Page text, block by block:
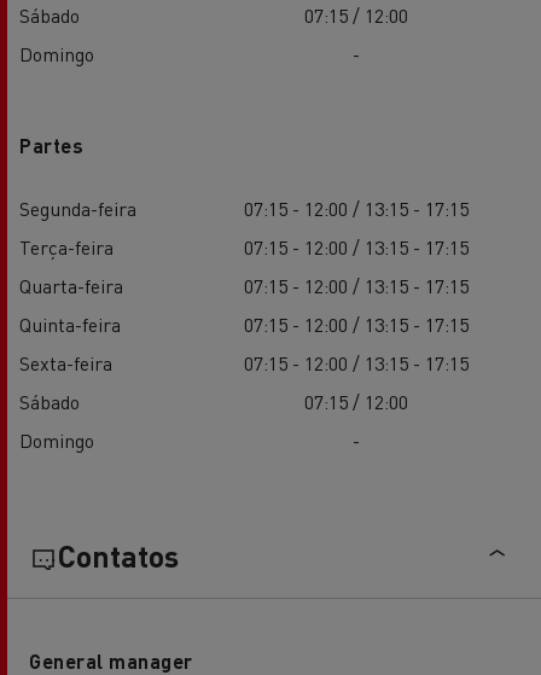
Sábado
07:15 / 12:00
Domingo
-
Partes
Segunda-feira
07:15 - 12:00 / 13:15 - 17:15
Terça-feira
07:15 - 12:00 / 13:15 - 17:15
Quarta-feira
07:15 - 12:00 / 13:15 - 17:15
Quinta-feira
07:15 - 12:00 / 13:15 - 17:15
Sexta-feira
07:15 - 12:00 / 13:15 - 17:15
Sábado
07:15 / 12:00
Domingo
-
Contatos
General manager